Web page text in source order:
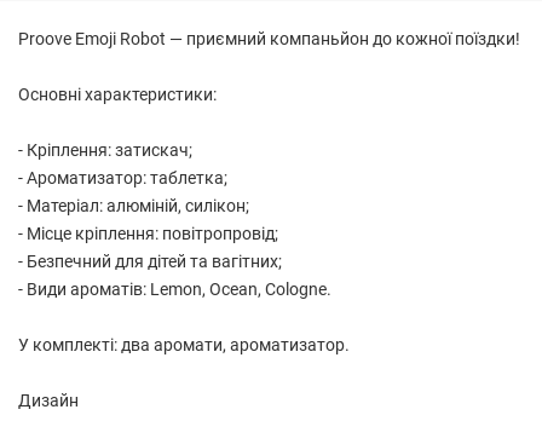
Proove Emoji Robot — приємний компаньйон до кожної поїздки!
Основні характеристики:
- Кріплення: затискач;
- Ароматизатор: таблетка;
- Матеріал: алюміній, силікон;
- Місце кріплення: повітропровід;
- Безпечний для дітей та вагітних;
- Види ароматів: Lemon, Ocean, Cologne.
У комплекті: два аромати, ароматизатор.
Дизайн